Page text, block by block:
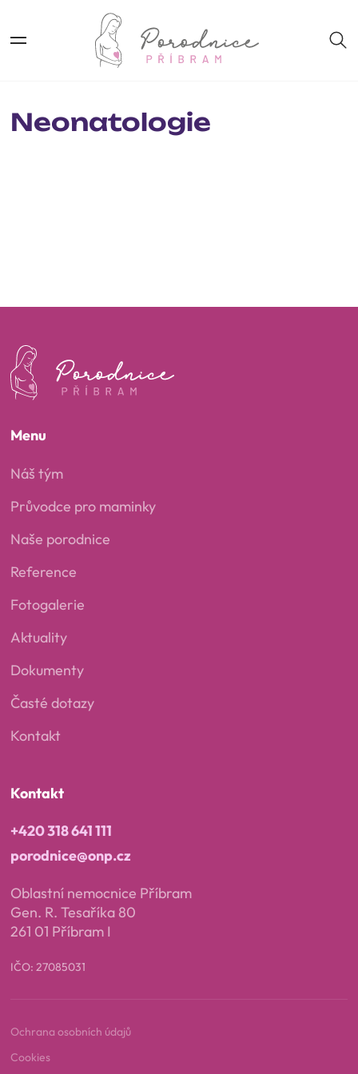
Neonatologie
Menu
Náš tým
Průvodce pro maminky
Naše porodnice
Reference
Fotogalerie
Aktuality
Dokumenty
Časté dotazy
Kontakt
Kontakt
+420 318 641 111
porodnice@onp.cz
Oblastní nemocnice Příbram
Gen. R. Tesaříka 80
261 01 Příbram I
IČO: 27085031
Ochrana osobních údajů
Cookies